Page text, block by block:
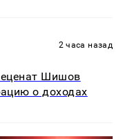
2 часа назад
Шишов
о доходах